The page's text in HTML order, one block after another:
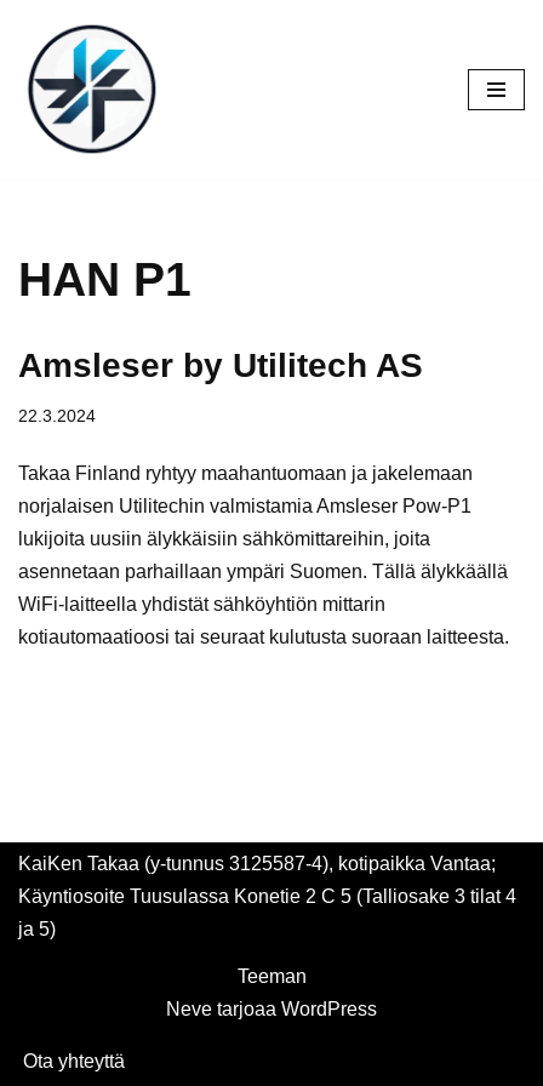
Siirry
suoraan
sisältöön
HAN P1
Amsleser by Utilitech AS
22.3.2024
Takaa Finland ryhtyy maahantuomaan ja jakelemaan
norjalaisen Utilitechin valmistamia Amsleser Pow-P1
lukijoita uusiin älykkäisiin sähkömittareihin, joita
asennetaan parhaillaan ympäri Suomen. Tällä älykkäällä
WiFi-laitteella yhdistät sähköyhtiön mittarin
kotiautomaatioosi tai seuraat kulutusta suoraan laitteesta.
KaiKen Takaa (y-tunnus 3125587-4), kotipaikka Vantaa;
Käyntiosoite Tuusulassa Konetie 2 C 5 (Talliosake 3 tilat 4
ja 5)
Teeman
Neve tarjoaa WordPress
Ota yhteyttä